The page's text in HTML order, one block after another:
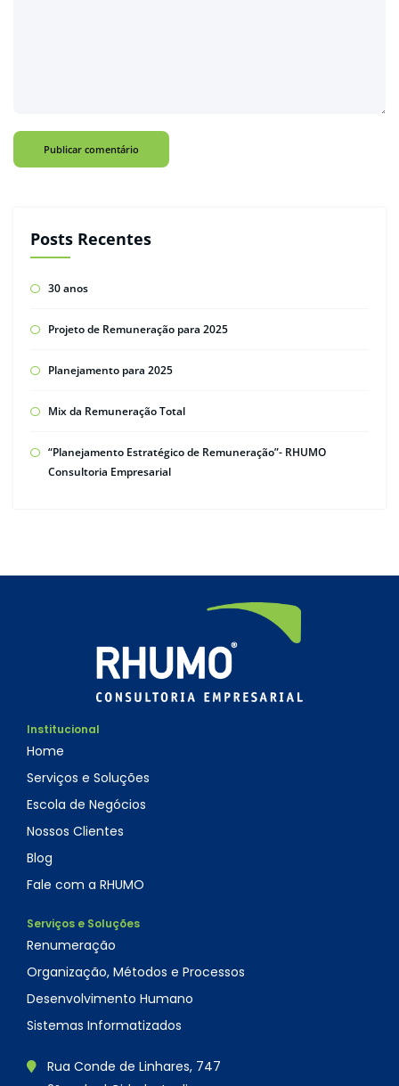
Posts Recentes
30 anos
Projeto de Remuneração para 2025
Planejamento para 2025
Mix da Remuneração Total
“Planejamento Estratégico de Remuneração”- RHUMO
Consultoria Empresarial
Institucional
Home
Serviços e Soluções
Escola de Negócios
Nossos Clientes
Blog
Fale com a RHUMO
Serviços e Soluções
Renumeração
Organização, Métodos e Processos
Desenvolvimento Humano
Sistemas Informatizados
Rua Conde de Linhares, 747